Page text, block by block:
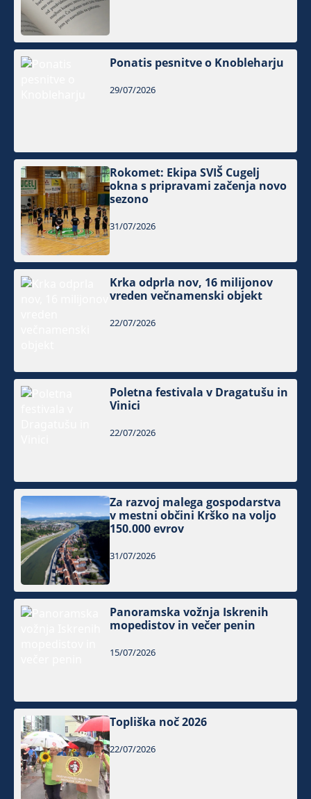
Ponatis pesnitve o Knobleharju
29/07/2026
Rokomet: Ekipa SVIŠ Cugelj
okna s pripravami začenja novo
sezono
31/07/2026
Krka odprla nov, 16 milijonov
vreden večnamenski objekt
22/07/2026
Poletna festivala v Dragatušu in
Vinici
22/07/2026
Za razvoj malega gospodarstva
v mestni občini Krško na voljo
150.000 evrov
31/07/2026
Panoramska vožnja Iskrenih
mopedistov in večer penin
15/07/2026
Topliška noč 2026
22/07/2026